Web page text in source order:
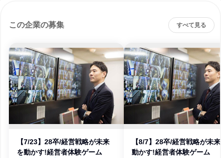
この企業の募集 すべて見る
【7/23】28卒/経営戦略が未来
を動かす!経営者体験ゲーム
【8/7】28卒/経営戦略が未
動かす!経営者体験ゲーム